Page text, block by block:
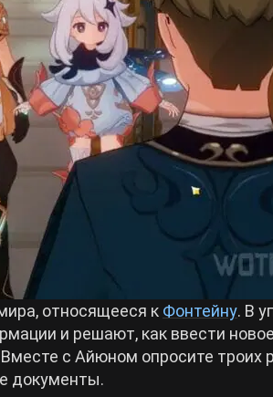
относящееся к Фонтейну. В
и решают, как ввести
с Айюном опросите троих
документы.